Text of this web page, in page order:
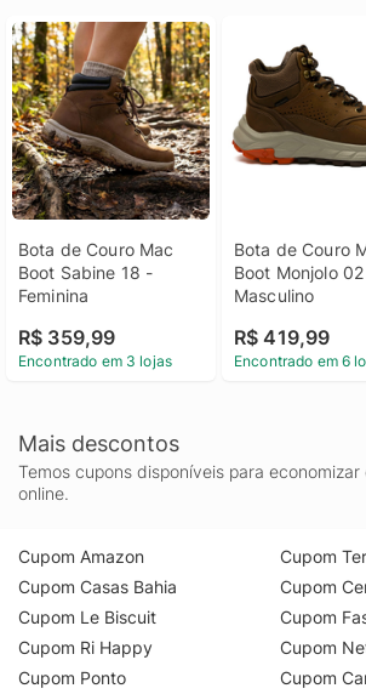
Bota de Couro Mac
Boot Sabine 18 -
Feminina
R$ 359,99
Encontrado em 3 lojas
Bota de Couro
Boot Monjolo
Masculino
R$ 419,99
Encontrado em 6
Mais descontos
Temos cupons disponíveis para
online.
Cupom Amazon
Cupom Casas Bahia
Cupom Le Biscuit
Cupom Ri Happy
Cupom Ponto
Cupom
Cupom
Cupom
Cupom
Cupom